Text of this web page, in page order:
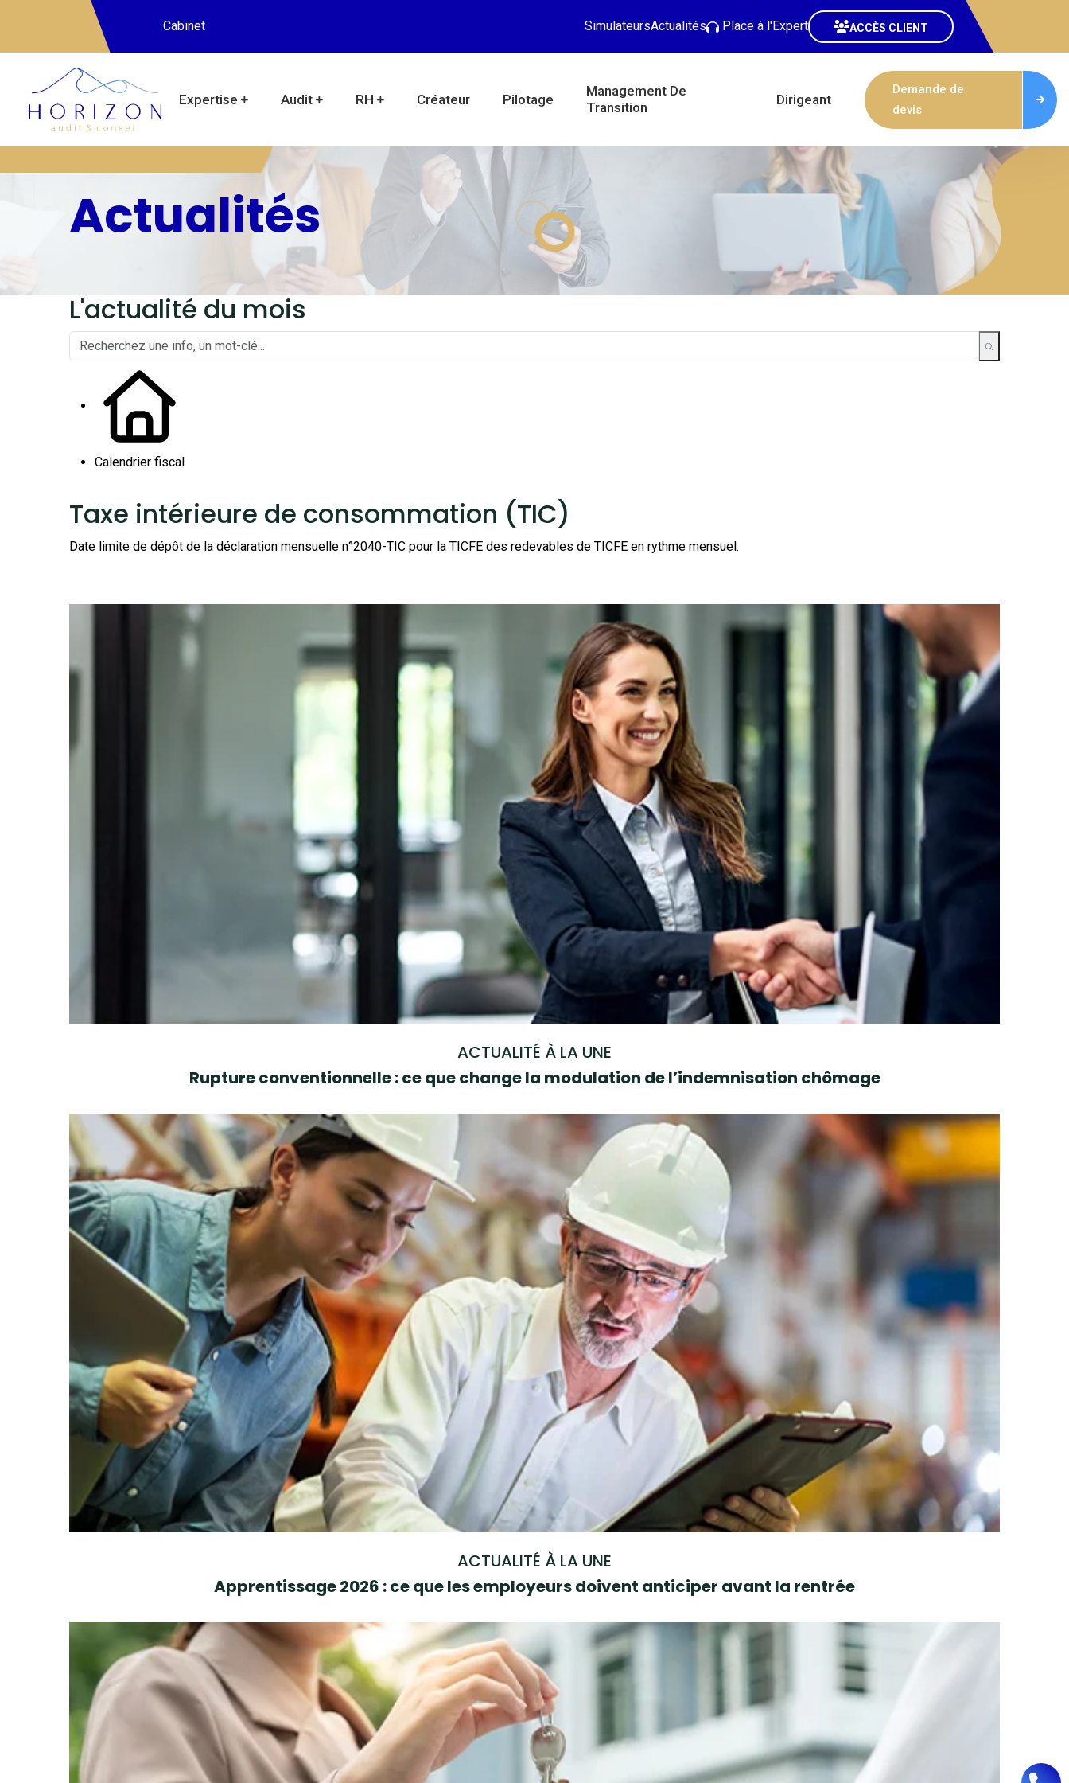
Cabinet SimulateursActualités Place à l'Expert ACCÈS CLIENT
Expertise Audit RH Créateur Pilotage
Management De
Transition
Dirigeant
Demande de
devis
Actualités
L'actualité du mois
Calendrier fiscal
Taxe intérieure de consommation (TIC)
Date limite de dépôt de la déclaration mensuelle n°2040-TIC pour la TICFE des redevables de TICFE en rythme mensuel.
ACTUALITÉ À LA UNE
Rupture conventionnelle : ce que change la modulation de l’indemnisation chômage
ACTUALITÉ À LA UNE
Apprentissage 2026 : ce que les employeurs doivent anticiper avant la rentrée